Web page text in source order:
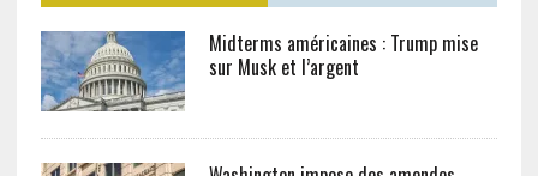
Midterms américaines : Trump mise
sur Musk et l’argent